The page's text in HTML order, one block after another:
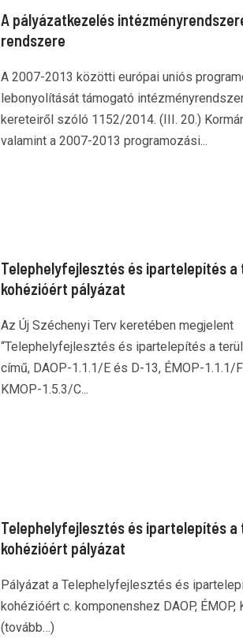
A pályázatkezelés
rendszere
A 2007-2013 közötti európai uniós
lebonyolítását támogató
kereteiről szóló 1152/2014. (III. 20.)
valamint a 2007-2013 programozási...
Telephelyfejlesztés és ipartelepítés
kohézióért pályázat
Az Új Széchenyi Terv keretében megjelent
“Telephelyfejlesztés és ipartelepítés a
című, DAOP-1.1.1/E és D-13, ÉMOP-1.1.1/
KMOP-1.5.3/C...
Telephelyfejlesztés és ipartelepítés
kohézióért pályázat
Pályázat a Telephelyfejlesztés és
kohézióért c. komponenshez DAOP, ÉMOP,
(tovább…)